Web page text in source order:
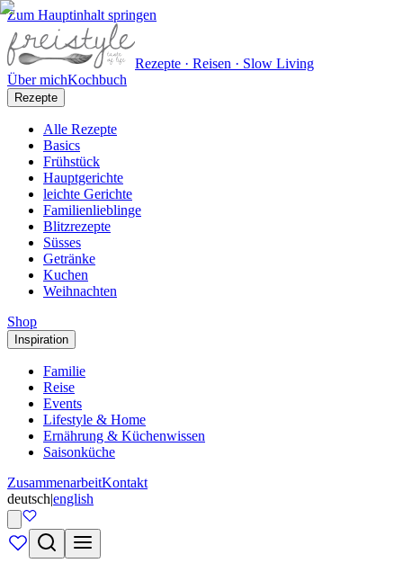
Zum Hauptinhalt springen
Rezepte · Reisen · Slow Living
Über michKochbuch
Rezepte
Alle Rezepte
Basics
Frühstück
Hauptgerichte
leichte Gerichte
Familienlieblinge
Blitzrezepte
Süsses
Getränke
Kuchen
Weihnachten
Shop
Inspiration
Familie
Reise
Events
Lifestyle & Home
Ernährung & Küchenwissen
Saisonküche
ZusammenarbeitKontakt
deutsch|english